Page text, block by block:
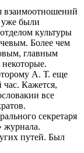
взаимоотношений
были
культуры
Более чем
главным
А. Т. еще
час. Кажется,
все
секретаря
журнала.
путей. Был